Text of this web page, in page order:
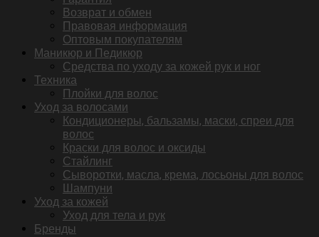
Возврат и обмен
Правовая информация
Оптовым покупателям
Маникюр и Педикюр
Средства по уходу за кожей рук и ног
Техника
Плойки для волос
Уход за волосами
Кондиционеры, бальзамы, маски, спреи для
волос
Краски для волос и оксиды
Стайлинг
Сыворотки, масла, крема, лосьоны для волос
Шампуни
Уход за кожей
Уход для тела и рук
Бренды